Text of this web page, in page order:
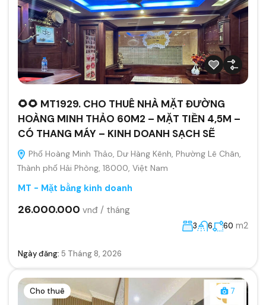
🌻🌻 MT1929. CHO THUÊ NHÀ MẶT ĐƯỜNG
HOÀNG MINH THẢO 60M2 – MẶT TIỀN 4,5M –
CÓ THANG MÁY – KINH DOANH SẠCH SẼ
Phố Hoàng Minh Thảo, Dư Hàng Kênh, Phường Lê Chân,
Thành phố Hải Phòng, 18000, Việt Nam
MT - Mặt bằng kinh doanh
26.000.000 vnđ / tháng
3 6 60 m2
Ngày đăng: 5 Tháng 8, 2026
Cho thuê 7